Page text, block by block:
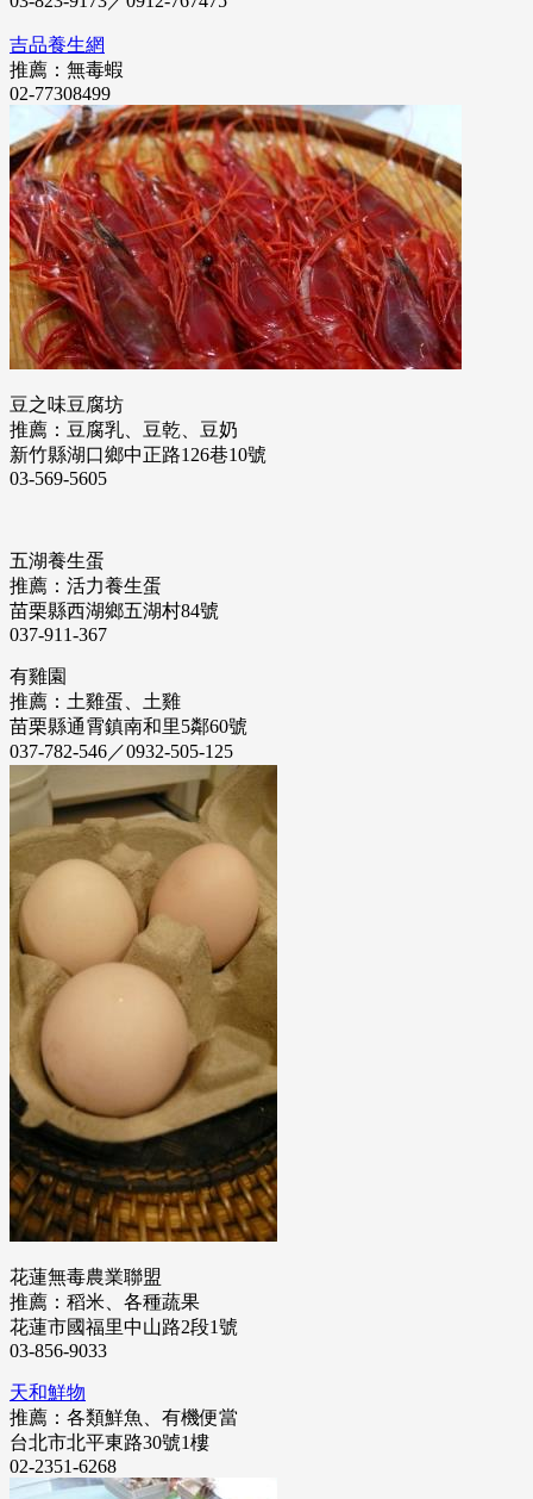
吉品養生網
推薦：無毒蝦
02-77308499
豆之味豆腐坊
推薦：豆腐乳、豆乾、豆奶
新竹縣湖口鄉中正路126巷10號
03-569-5605
五湖養生蛋
推薦：活力養生蛋
苗栗縣西湖鄉五湖村84號
037-911-367
有雞園
推薦：土雞蛋、土雞
苗栗縣通霄鎮南和里5鄰60號
037-782-546／0932-505-125
花蓮無毒農業聯盟
推薦：稻米、各種蔬果
花蓮市國福里中山路2段1號
03-856-9033
天和鮮物
推薦：各類鮮魚、有機便當
台北市北平東路30號1樓
02-2351-6268